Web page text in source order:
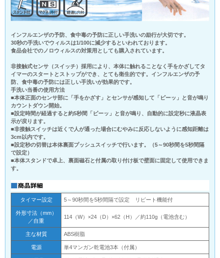
インフルエンザの予防、食中毒の予防に正しい手洗いの励行が大切です。
30秒の手洗いでウィルスは1/100に減少するといわれております。
食品会社でのノロウィルスの対策用としても購入されています。
非接触式センサ（スイッチ）採用により、本体に触れることなく手をかざしてタ
イマーのスタートとストップができ、とても衛生的です。インフルエンザの予
防、食中毒の予防には正しい手洗いが効果的です。
手洗い当番の使用方法
■本体正面のセンサ部に「手をかざす」とセンサが感知して「ピーッ」と音が鳴り
カウントダウン開始。
■設定時間が経過すると約5秒間「ピーッ」と音が鳴り、自動的に設定秒に液晶表
示が戻ります。
■非接触スイッチは近くで人が通った場合にむやみに反応しないように感知距離は
3cm以内です。
■設定秒の切替は本体裏面プッシュスイッチで行います。（5～90秒間を5秒間隔
で設定）
■本体スタンドで卓上、裏面磁石と付属の取り付け板で壁面に固定して使用できま
す。
タイマー設定 5～90秒間を5秒間隔で設定 リピート機能付
外形寸法（mm）
／自重
114（W）×24（D）×62（H）／約110g（電池含む）
主な材質 ABS樹脂
電源 単4マンガン乾電池3本（付属）